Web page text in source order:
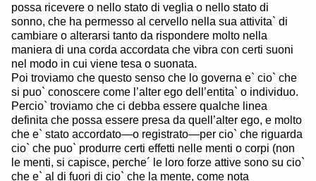
possa ricevere o nello stato di veglia o nello stato di
sonno, che ha permesso al cervello nella sua attivita` di
cambiare o alterarsi tanto da rispondere molto nella
maniera di una corda accordata che vibra con certi suoni
nel modo in cui viene tesa o suonata.
Poi troviamo che questo senso che lo governa e` cio` che
si puo` conoscere come l’alter ego dell’entita` o individuo.
Percio` troviamo che ci debba essere qualche linea
definita che possa essere presa da quell’alter ego, e molto
che e` stato accordato—o registrato—per cio` che riguarda
cio` che puo` produrre certi effetti nelle menti o corpi (non
le menti, si capisce, perche´ le loro forze attive sono su cio`
che e` al di fuori di cio` che la mente, come nota